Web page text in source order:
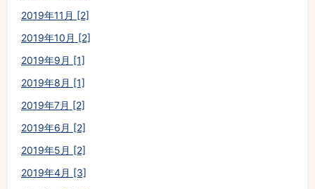
2019年11月 [2]
2019年10月 [2]
2019年9月 [1]
2019年8月 [1]
2019年7月 [2]
2019年6月 [2]
2019年5月 [2]
2019年4月 [3]